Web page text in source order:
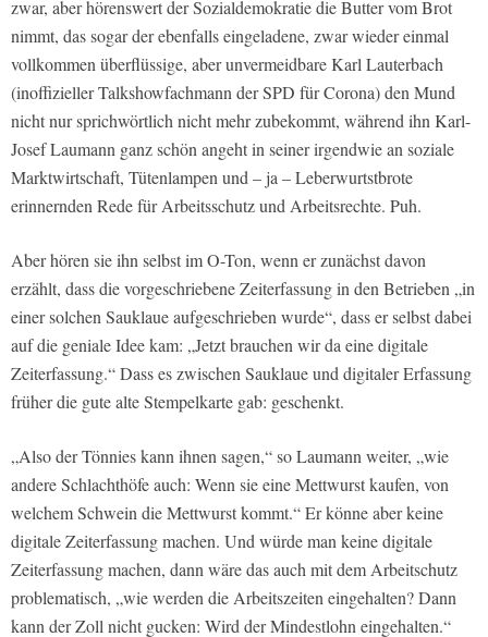
zwar, aber hörenswert der Sozialdemokratie die Butter vom Brot
nimmt, das sogar der ebenfalls eingeladene, zwar wieder einmal
vollkommen überflüssige, aber unvermeidbare Karl Lauterbach
(inoffizieller Talkshowfachmann der SPD für Corona) den Mund
nicht nur sprichwörtlich nicht mehr zubekommt, während ihn Karl-
Josef Laumann ganz schön angeht in seiner irgendwie an soziale
Marktwirtschaft, Tütenlampen und – ja – Leberwurtstbrote
erinnernden Rede für Arbeitsschutz und Arbeitsrechte. Puh.
Aber hören sie ihn selbst im O-Ton, wenn er zunächst davon
erzählt, dass die vorgeschriebene Zeiterfassung in den Betrieben „in
einer solchen Sauklaue aufgeschrieben wurde“, dass er selbst dabei
auf die geniale Idee kam: „Jetzt brauchen wir da eine digitale
Zeiterfassung.“ Dass es zwischen Sauklaue und digitaler Erfassung
früher die gute alte Stempelkarte gab: geschenkt.
„Also der Tönnies kann ihnen sagen,“ so Laumann weiter, „wie
andere Schlachthöfe auch: Wenn sie eine Mettwurst kaufen, von
welchem Schwein die Mettwurst kommt.“ Er könne aber keine
digitale Zeiterfassung machen. Und würde man keine digitale
Zeiterfassung machen, dann wäre das auch mit dem Arbeitschutz
problematisch, „wie werden die Arbeitszeiten eingehalten? Dann
kann der Zoll nicht gucken: Wird der Mindestlohn eingehalten.“